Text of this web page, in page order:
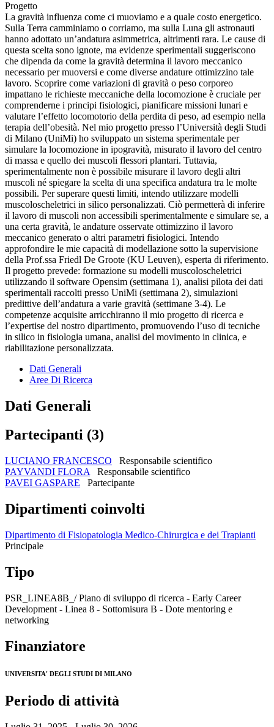
Progetto
La gravità influenza come ci muoviamo e a quale costo energetico.
Sulla Terra camminiamo o corriamo, ma sulla Luna gli astronauti
hanno adottato un’andatura asimmetrica, altrimenti rara. Le cause di
questa scelta sono ignote, ma evidenze sperimentali suggeriscono
che dipenda da come la gravità determina il lavoro meccanico
necessario per muoversi e come diverse andature ottimizzino tale
lavoro. Scoprire come variazioni di gravità o peso corporeo
impattano le richieste meccaniche della locomozione è cruciale per
comprenderne i principi fisiologici, pianificare missioni lunari e
valutare l’effetto locomotorio della perdita di peso, ad esempio nella
terapia dell’obesità. Nel mio progetto presso l’Università degli Studi
di Milano (UniMi) ho sviluppato un sistema sperimentale per
simulare la locomozione in ipogravità, misurato il lavoro del centro
di massa e quello dei muscoli flessori plantari. Tuttavia,
sperimentalmente non è possibile misurare il lavoro degli altri
muscoli né spiegare la scelta di una specifica andatura tra le molte
possibili. Per superare questi limiti, intendo utilizzare modelli
muscoloscheletrici in silico personalizzati. Ciò permetterà di inferire
il lavoro di muscoli non accessibili sperimentalmente e simulare se, a
una certa gravità, le andature osservate ottimizzino il lavoro
meccanico generato o altri parametri fisiologici. Intendo
approfondire le mie capacità di modellazione sotto la supervisione
della Prof.ssa Friedl De Groote (KU Leuven), esperta di riferimento.
Il progetto prevede: formazione su modelli muscoloscheletrici
utilizzando il software Opensim (settimana 1), analisi pilota dei dati
sperimentali raccolti presso UniMi (settimana 2), simulazioni
predittive dell’andatura a varie gravità (settimane 3-4). Le
competenze acquisite arricchiranno il mio progetto di ricerca e
l’expertise del nostro dipartimento, promuovendo l’uso di tecniche
in silico in fisiologia umana, analisi del movimento in clinica, e
riabilitazione personalizzata.
Dati Generali
Aree Di Ricerca
Dati Generali
Partecipanti (3)
LUCIANO FRANCESCO
Responsabile scientifico
PAYVANDI FLORA
Responsabile scientifico
PAVEI GASPARE
Partecipante
Dipartimenti coinvolti
Dipartimento di Fisiopatologia Medico-Chirurgica e dei Trapianti
Principale
Tipo
PSR_LINEA8B_/ Piano di sviluppo di ricerca - Early Career
Development - Linea 8 - Sottomisura B - Dote mentoring e
networking
Finanziatore
UNIVERSITA' DEGLI STUDI DI MILANO
Periodo di attività